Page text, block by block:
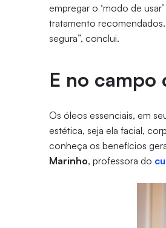
empregar o ‘modo de
tratamento
segura”, conclui.
E no
Os óleos essenciais, em
estética, seja ela facial,
conheça os benefícios
Marinho, professora do